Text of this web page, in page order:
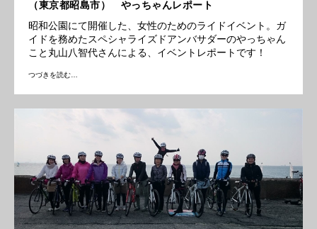
（東京都昭島市） やっちゃんレポート
昭和公園にて開催した、女性のためのライドイベント。ガ
イドを務めたスペシャライズドアンバサダーのやっちゃん
こと丸山八智代さんによる、イベントレポートです！
つづきを読む…